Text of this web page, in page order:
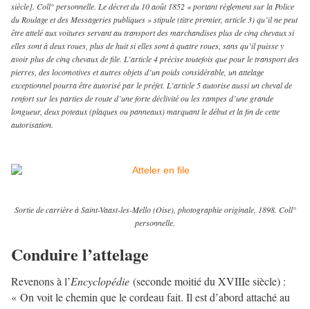
siècle]. Coll° personnelle. Le décret du 10 août 1852 « portant règlement sur la Police
du Roulage et des Messageries publiques » stipule (titre premier, article 3) qu’il ne peut
être attelé aux voitures servant au transport des marchandises plus de cinq chevaux si
elles sont à deux roues, plus de huit si elles sont à quatre roues, sans qu’il puisse y
avoir plus de cinq chevaux de file. L’article 4 précise toutefois que pour le transport des
pierres, des locomotives et autres objets d’un poids considérable, un attelage
exceptionnel pourra être autorisé par le préfet. L’article 5 autorise aussi un cheval de
renfort sur les parties de route d’une forte déclivité ou les rampes d’une grande
longueur, deux poteaux (plaques ou panneaux) marquant le début et la fin de cette
autorisation.
Sortie de carrière à Saint-Vaast-les-Mello (Oise), photographie originale, 1898. Coll°
personnelle.
Conduire l’attelage
Revenons à l’Encyclopédie (seconde moitié du XVIIIe siècle) :
« On voit le chemin que le cordeau fait. Il est d’abord attaché au